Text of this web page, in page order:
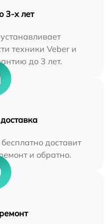
3-х лет
техники Veber и
до 3 лет.
доставит
и обратно.